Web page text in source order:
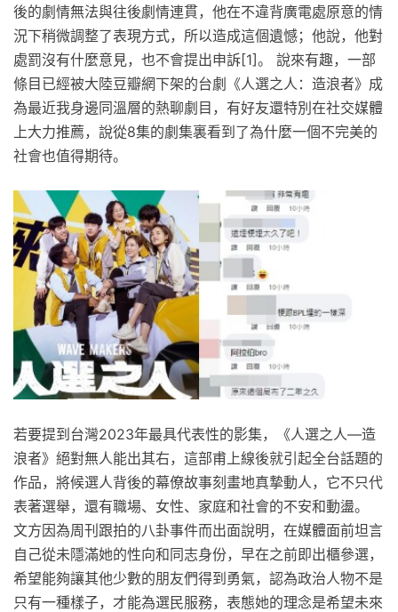
後的劇情無法與往後劇情連貫，他在不違背廣電處原意的情
況下稍微調整了表現方式，所以造成這個遺憾；他說，他對
處罰沒有什麼意見，也不會提出申訴[1]。 說來有趣，一部
條目已經被大陸豆瓣網下架的台劇《人選之人：造浪者》成
為最近我身邊同溫層的熱聊劇目，有好友還特別在社交媒體
上大力推薦，說從8集的劇集裏看到了為什麼一個不完美的
社會也值得期待。
若要提到台灣2023年最具代表性的影集，《人選之人—造
浪者》絕對無人能出其右，這部甫上線後就引起全台話題的
作品，將候選人背後的幕僚故事刻畫地真摯動人，它不只代
表著選舉，還有職場、女性、家庭和社會的不安和動盪。
文方因為周刊跟拍的八卦事件而出面說明，在媒體面前坦言
自己從未隱滿她的性向和同志身份，早在之前即出櫃參選，
希望能夠讓其他少數的朋友們得到勇氣，認為政治人物不是
只有一種樣子，才能為選民服務，表態她的理念是希望未來